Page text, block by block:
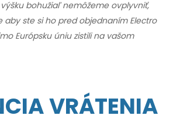
bohužiaľ nemôžeme ovplyvniť,
ste si ho pred objednaním Electro
Európsku úniu zistili na vašom
VRÁTENIA